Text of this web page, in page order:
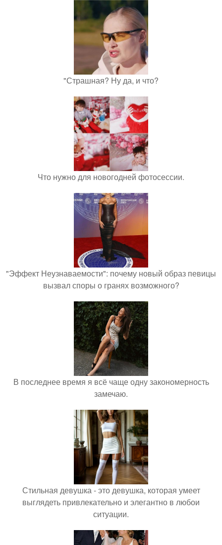
"Страшная? Ну да, и что?
Что нужно для новогодней фотосессии.
"Эффект Неузнаваемости": почему новый образ певицы
вызвал споры о гранях возможного?
В последнее время я всё чаще одну закономерность
замечаю.
Стильная девушка - это девушка, которая умеет
выглядеть привлекательно и элегантно в любои
ситуации.